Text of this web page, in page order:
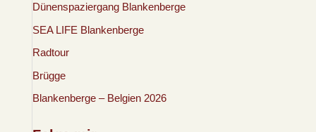
Dünenspaziergang Blankenberge
SEA LIFE Blankenberge
Radtour
Brügge
Blankenberge – Belgien 2026